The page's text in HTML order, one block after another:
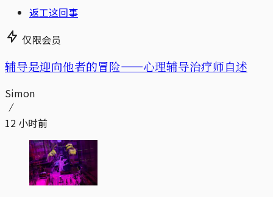
返工这回事
仅限会员
辅导是迎向他者的冒险——心理辅导治疗师自述
Simon
12 小时前